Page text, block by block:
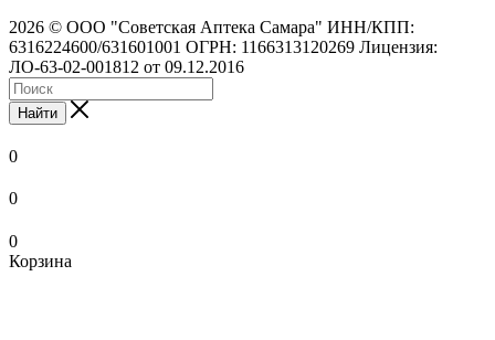
2026 © ООО "Советская Аптека Самара" ИНН/КПП:
6316224600/631601001 ОГРН: 1166313120269 Лицензия:
ЛО-63-02-001812 от 09.12.2016
Найти
0
0
0
Корзина